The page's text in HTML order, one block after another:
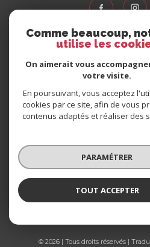
© 2026 | Tous droits réservés |
Comme beaucoup,
utilise les
On aimerait vous
votre visite.
En poursuivant, vous acceptez
cookies par ce site, afin de vous
contenus adaptés et réaliser des
PARAMÉTRER
TOUT ACCEPTER